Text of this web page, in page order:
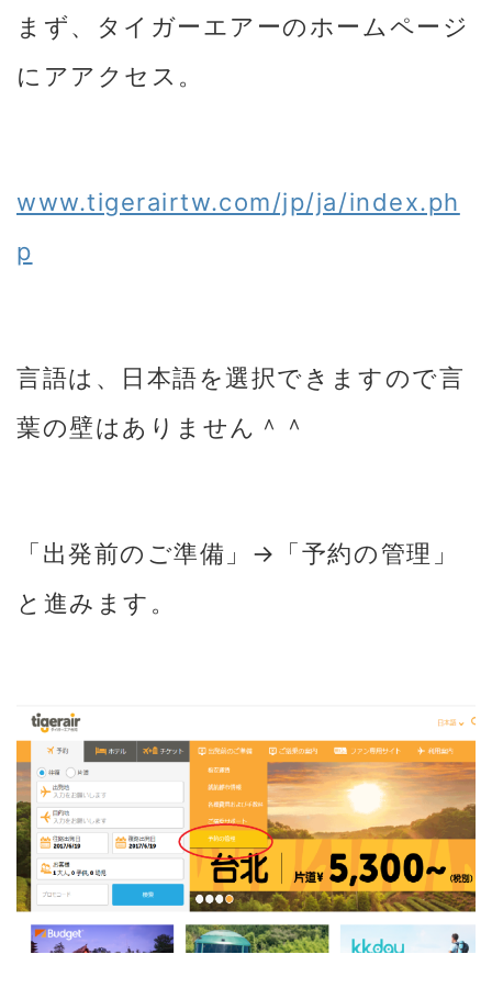
まず、タイガーエアーのホームページ
にアアクセス。
www.tigerairtw.com/jp/ja/index.ph
p
言語は、日本語を選択できますので言
葉の壁はありません＾＾
「出発前のご準備」→「予約の管理」
と進みます。